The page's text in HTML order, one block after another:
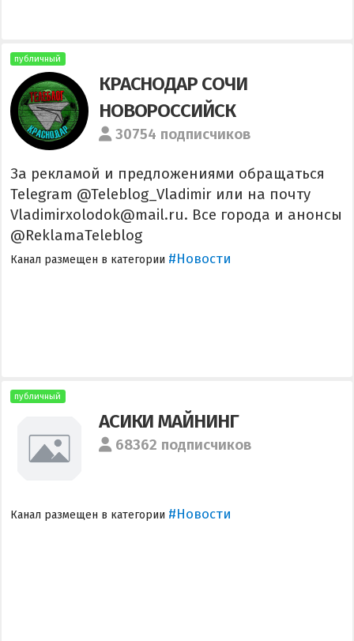
публичный
КРАСНОДАР СОЧИ
НОВОРОССИЙСК
30754 подписчиков
За рекламой и предложениями обращаться
Telegram @Teleblog_Vladimir или на почту
Vladimirxolodok@mail.ru. Все города и анонсы
@ReklamaTeleblog
Канал размещен в категории #Новости
публичный
АСИКИ МАЙНИНГ
68362 подписчиков
Канал размещен в категории #Новости